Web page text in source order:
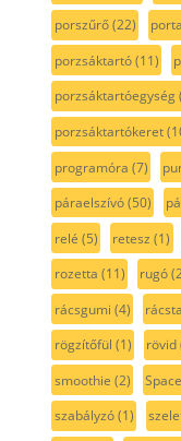
porszűrő(22)
porzsáktartó(11)
porzsáktartóegység
porzsáktartókeret
programóra (7)
páraelszívó(50)
relé (5) retesz (1)
rozetta (11) rugó
rácsgumi (4)
rögzítőfül (1) rövid
smoothie (2)
szabályzó(1)